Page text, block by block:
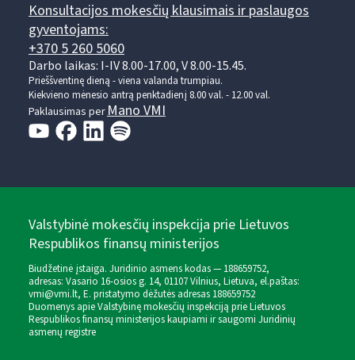
Konsultacijos mokesčių klausimais ir paslaugos
gyventojams:
+370 5 260 5060
Darbo laikas: I-IV 8.00-17.00, V 8.00-15.45.
Prieššventinę dieną - viena valanda trumpiau.
Kiekvieno mėnesio antrą penktadienį 8.00 val. - 12.00 val.
Paklausimas perMano VMI
Valstybinė mokesčių inspekcija prie Lietuvos
Respublikos finansų ministerijos
Biudžetinė įstaiga. Juridinio asmens kodas — 188659752,
adresas: Vasario 16-osios g. 14, 01107 Vilnius, Lietuva, el.paštas:
vmi@vmi.lt, E. pristatymo dėžutės adresas 188659752
Duomenys apie Valstybinę mokesčių inspekciją prie Lietuvos
Respublikos finansų ministerijos kaupiami ir saugomi Juridinių
asmenų registre